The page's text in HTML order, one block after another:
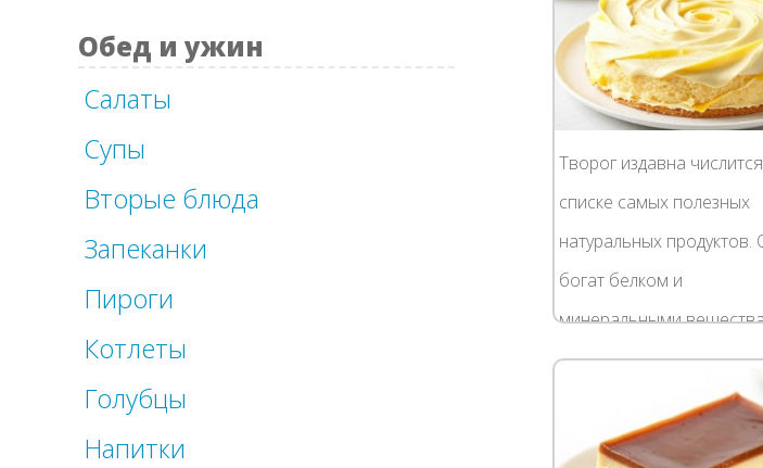
Обед и ужин
Салаты
Супы
Вторые блюда
Запеканки
Пироги
Котлеты
Голубцы
Напитки
блюдо...
Творог издавна
списке самых полезных
натуральных продуктов.
богат белком и
минеральными
самые важные из
кальций и фосфор. Этот
молочный продукт